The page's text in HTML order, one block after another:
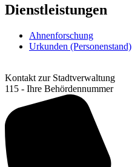
Dienstleistungen
Ahnenforschung
Urkunden (Personenstand)
Kontakt zur Stadtverwaltung
115 - Ihre Behördennummer